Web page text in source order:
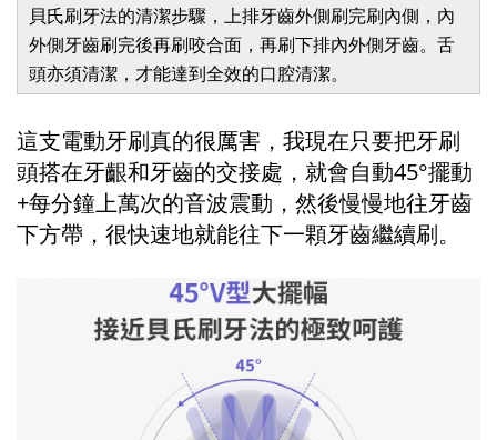
貝氏刷牙法的清潔步驟，上排牙齒外側刷完刷內側，內
外側牙齒刷完後再刷咬合面，再刷下排內外側牙齒。舌
頭亦須清潔，才能達到全效的口腔清潔。
這支電動牙刷真的很厲害，我現在只要把牙刷
頭搭在牙齦和牙齒的交接處，就會自動45°擺動
+每分鐘上萬次的音波震動，然後慢慢地往牙齒
下方帶，很快速地就能往下一顆牙齒繼續刷。